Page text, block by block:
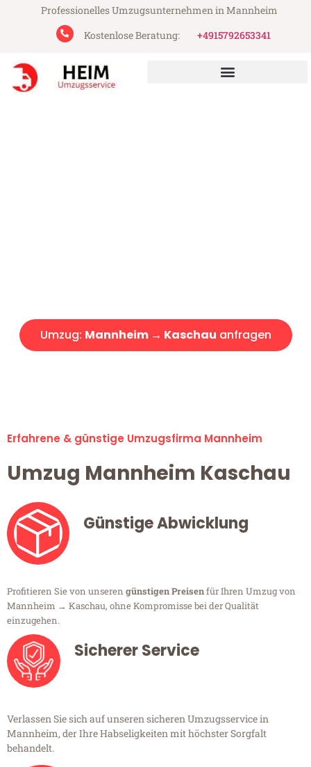
Professionelles Umzugsunternehmen in Mannheim
Kostenlose Beratung:
+4915792653341
Umzug: Mannheim → Kaschau anfragen
Erfahrene & günstige Umzugsfirma Mannheim
Umzug Mannheim Kaschau
Günstige Abwicklung
Profitieren Sie von unseren günstigen Preisenfür Ihren Umzug von
Mannheim → Kaschau, ohne Kompromisse bei der Qualität
einzugehen.
Sicherer Service
Verlassen Sie sich auf unseren sicheren Umzugsservice in
Mannheim, der Ihre Habseligkeiten mit höchster Sorgfalt
behandelt.